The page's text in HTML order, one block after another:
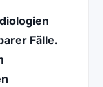
Fälle.